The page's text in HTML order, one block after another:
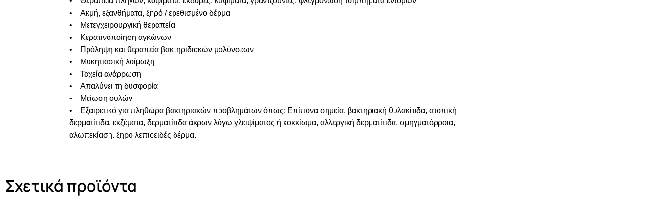
• Ακμή, εξανθήματα, ξηρό / ερεθισμένο δέρμα
• Μετεγχειρουργική θεραπεία
• Κερατινοποίηση αγκώνων
• Πρόληψη και θεραπεία βακτηριδιακών μολύνσεων
• Μυκητιασική λοίμωξη
• Ταχεία ανάρρωση
• Απαλύνει τη δυσφορία
• Μείωση ουλών
• Εξαιρετικό για πληθώρα βακτηριακών προβλημάτων όπως: Επίπονα σημεία, βακτηριακή θυλακίτιδα, ατοπική
δερματίτιδα, εκζέματα, δερματίτιδα άκρων λόγω γλειψίματος ή κοκκίωμα, αλλεργική δερματίτιδα, σμηγματόρροια,
αλωπεκίαση, ξηρό λεπιοειδές δέρμα.
Σχετικά προϊόντα